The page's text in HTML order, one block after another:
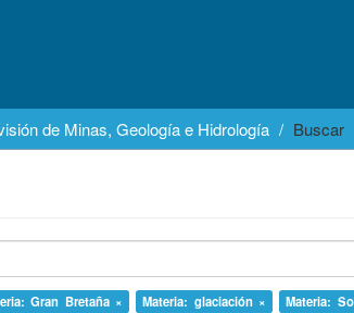
de Minas, Geología e Hidrología Buscar
Gran Bretaña × Materia: glaciación ×
Materia: